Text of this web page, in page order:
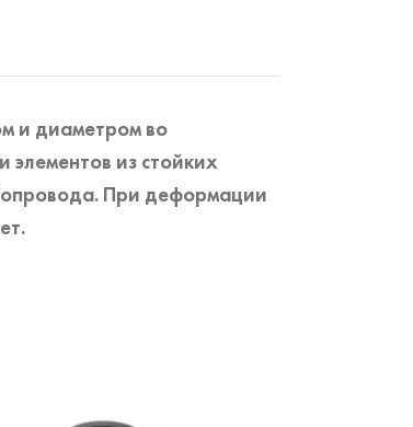
и диаметром во
из стойких
При деформации